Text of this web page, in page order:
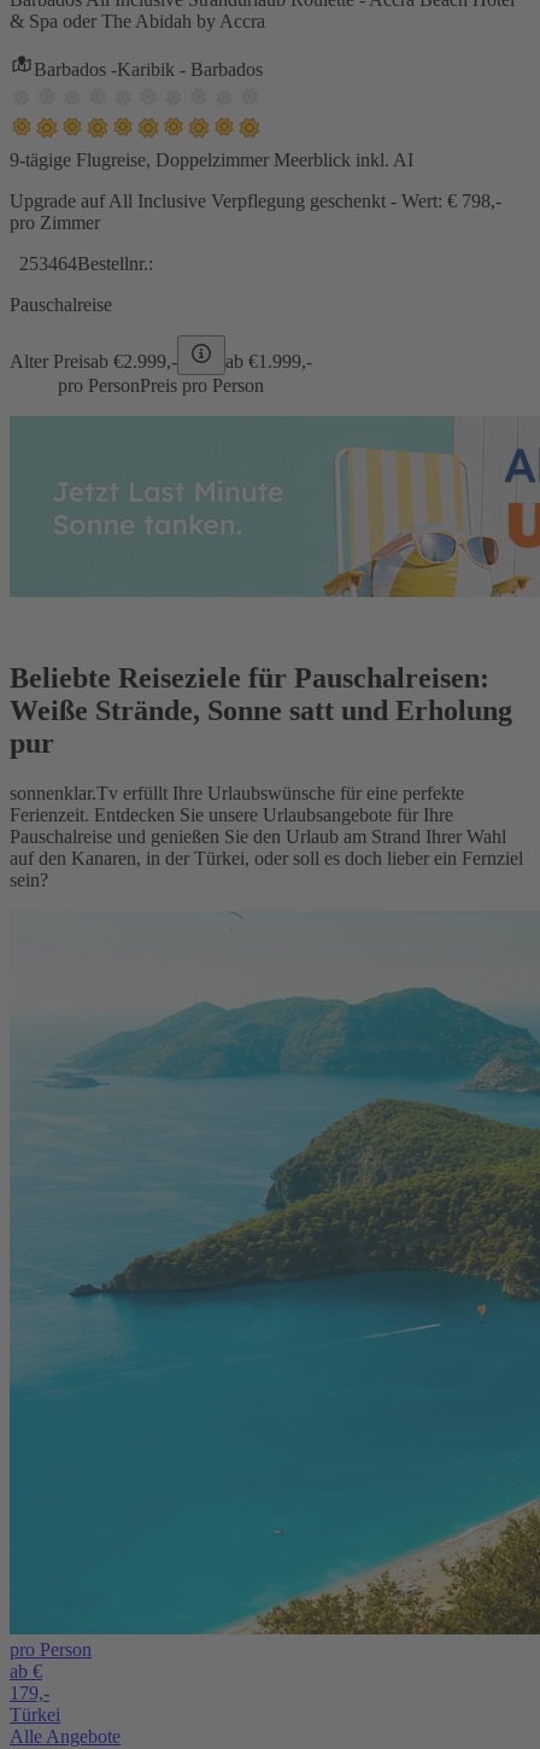
& Spa oder The Abidah by Accra
Barbados -Karibik - Barbados
9-tägige Flugreise, Doppelzimmer Meerblick inkl. AI
Upgrade auf All Inclusive Verpflegung geschenkt - Wert: € 798,-
pro Zimmer
253464Bestellnr.:
Pauschalreise
Alter Preisab €2.999,- ab €1.999,-
pro PersonPreis pro Person
Beliebte Reiseziele für Pauschalreisen:
Weiße Strände, Sonne satt und Erholung
pur
sonnenklar.Tv erfüllt Ihre Urlaubswünsche für eine perfekte
Ferienzeit. Entdecken Sie unsere Urlaubsangebote für Ihre
Pauschalreise und genießen Sie den Urlaub am Strand Ihrer Wahl
auf den Kanaren, in der Türkei, oder soll es doch lieber ein Fernziel
sein?
pro Person
ab €
179,-
Türkei
Alle Angebote